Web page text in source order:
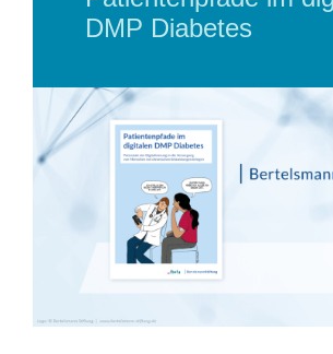
DMP Diabetes